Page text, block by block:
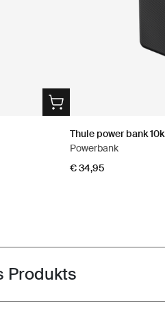
Thule power bank 10k
Powerbank
€ 34,95
Produkts